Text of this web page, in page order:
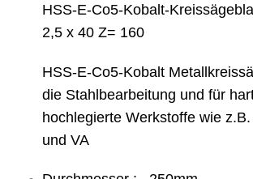
HSS-E-Co5-Kobalt-
2,5 x 40 Z= 160
HSS-E-Co5-Kobalt
die Stahlbearbeitung und für
hochlegierte Werkstoffe wie
und VA